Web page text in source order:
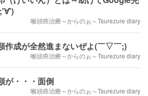
喉頭癌治療～からのぉ～Tsurezure diary
作成が全然進まないぜよ(￣▽￣;)
喉頭癌治療～からのぉ～Tsurezure diary
が・・・面倒
喉頭癌治療～からのぉ～Tsurezure diary